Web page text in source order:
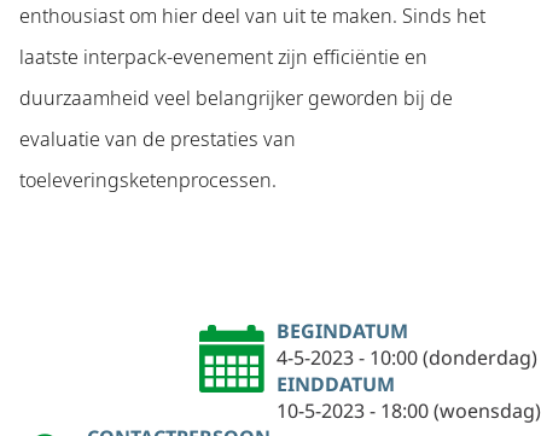
enthousiast om hier deel van uit te maken. Sinds het
laatste interpack-evenement zijn efficiëntie en
duurzaamheid veel belangrijker geworden bij de
evaluatie van de prestaties van
toeleveringsketenprocessen.
BEGINDATUM
4-5-2023 - 10:00 (donderdag)
EINDDATUM
10-5-2023 - 18:00 (woensdag)